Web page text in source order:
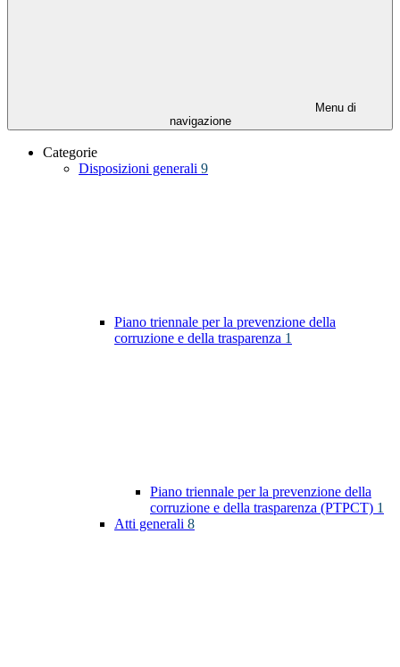
Menu di
navigazione
Categorie
Disposizioni generali 9
Piano triennale per la prevenzione della
corruzione e della trasparenza 1
Piano triennale per la prevenzione della
corruzione e della trasparenza (PTPCT) 1
Atti generali 8